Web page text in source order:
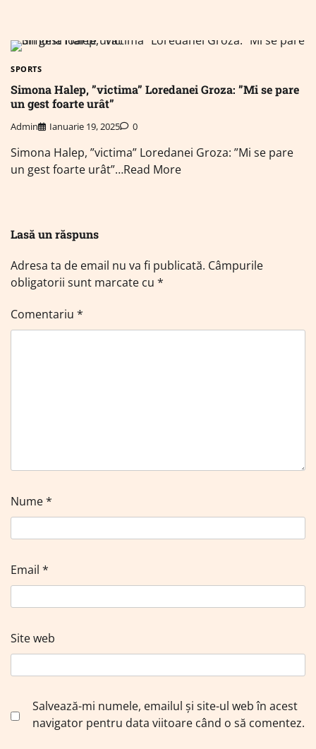
SPORTS
Simona Halep, ”victima” Loredanei Groza: ”Mi se pare
un gest foarte urât”
Admin Ianuarie 19, 2025 0
Simona Halep, ”victima” Loredanei Groza: ”Mi se pare
un gest foarte urât”…Read More
Lasă un răspuns
Adresa ta de email nu va fi publicată. Câmpurile
obligatorii sunt marcate cu *
Comentariu *
Nume*
Email *
Site web
Salvează-mi numele, emailul și site-ul web în acest
navigator pentru data viitoare când o să comentez.